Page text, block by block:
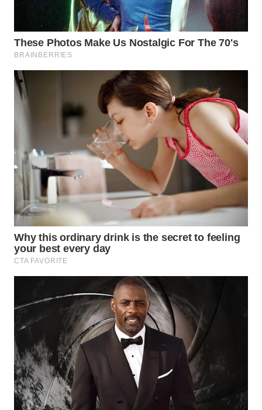
SERDANG
WN
TEBING
TINGGI
PAKPAK
BEKASI
WN
BOGOR
WN
DEPOK
WN
TAPANULI
WN
SAMOSIR
WN